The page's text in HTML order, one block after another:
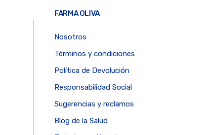
FARMA OLIVA
Nosotros
Términos y condiciones
Política de Devolución
Responsabilidad Social
Sugerencias y reclamos
Blog de la Salud